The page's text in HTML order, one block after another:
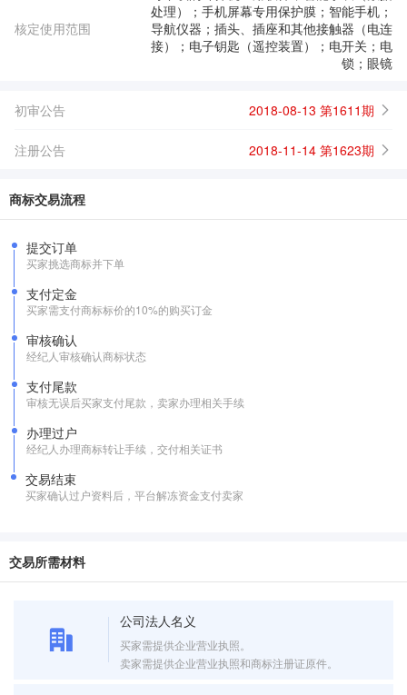
核定使用范围
处理）；手机屏幕专用保护膜；智能手机；
导航仪器；插头、插座和其他接触器（电连
接）；电子钥匙（遥控装置）；电开关；电
锁；眼镜
初审公告 2018-08-13 第1611期
注册公告 2018-11-14 第1623期
商标交易流程
提交订单
买家挑选商标并下单
支付定金
买家需支付商标标价的10%的购买订金
审核确认
经纪人审核确认商标状态
支付尾款
审核无误后买家支付尾款，卖家办理相关手续
办理过户
经纪人办理商标转让手续，交付相关证书
交易结束
买家确认过户资料后，平台解冻资金支付卖家
交易所需材料
公司法人名义
买家需提供企业营业执照。
卖家需提供企业营业执照和商标注册证原件。